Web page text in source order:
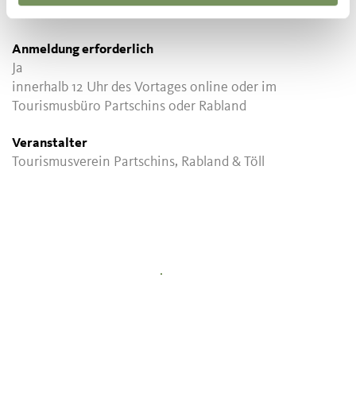
Anmeldung erforderlich
Ja
innerhalb 12 Uhr des Vortages online oder im
Tourismusbüro Partschins oder Rabland
Veranstalter
Tourismusverein Partschins, Rabland & Töll